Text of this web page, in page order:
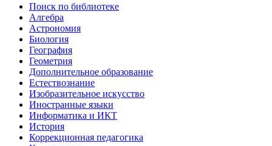
Поиск по библиотеке
Алгебра
Астрономия
Биология
География
Геометрия
Дополнительное образование
Естествознание
Изобразительное искусство
Иностранные языки
Информатика и ИКТ
История
Коррекционная педагогика